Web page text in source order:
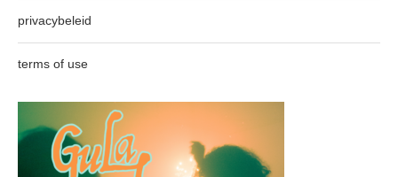
privacybeleid
terms of use